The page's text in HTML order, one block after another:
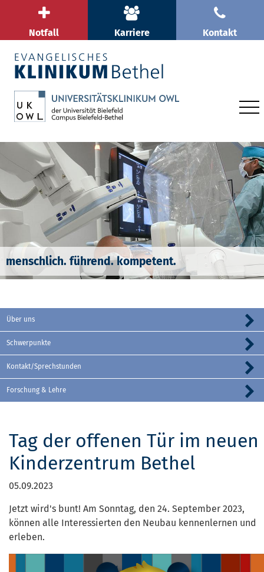
Notfall Karriere Kontakt
menschlich. führend. kompetent.
Über uns
Schwerpunkte
Kontakt/Sprechstunden
Forschung & Lehre
Tag der offenen Tür im neuen
Kinderzentrum Bethel
05.09.2023
Jetzt wird's bunt! Am Sonntag, den 24. September 2023,
können alle Interessierten den Neubau kennenlernen und
erleben.